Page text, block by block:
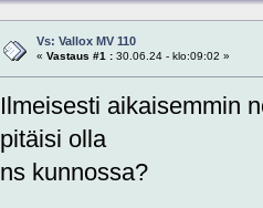
Vs: Vallox MV 110
« Vastaus #1 :30.06.24 - klo:09:02 »
Ilmeisesti aikaisemmin
pitäisi olla
ns kunnossa?